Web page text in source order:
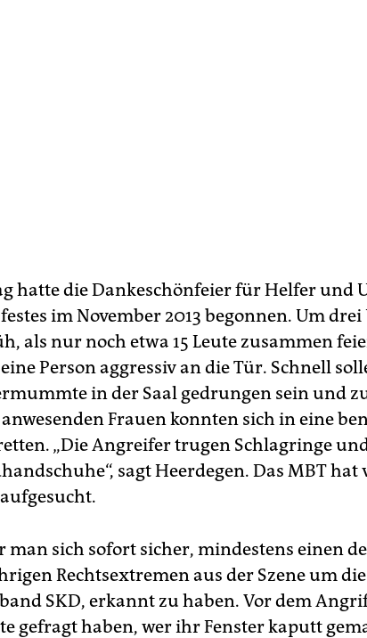
hatte die Dankeschönfeier für Helfer und
im November 2013 begonnen. Um
als nur noch etwa 15 Leute zusammen
Person aggressiv an die Tür. Schnell
in der Saal gedrungen sein und
Frauen konnten sich in eine
„Die Angreifer trugen Schlagringe
sagt Heerdegen. Das MBT hat
man sich sofort sicher, mindestens einen
Rechtsextremen aus der Szene um die
SKD, erkannt zu haben. Vor dem
gefragt haben, wer ihr Fenster kaputt